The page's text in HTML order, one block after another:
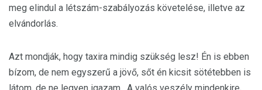
meg elindul a létszám-szabályozás követelése, illetve az
elvándorlás.
Azt mondják, hogy taxira mindig szükség lesz! Én is ebben
bízom, de nem egyszerű a jövő, sőt én kicsit sötétebben is
látom, de ne legyen igazam. A valós veszély mindenkire,